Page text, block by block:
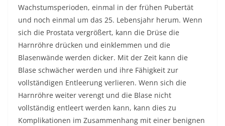
Wachstumsperioden, einmal in der frühen Pubertät
und noch einmal um das 25. Lebensjahr herum. Wenn
sich die Prostata vergrößert, kann die Drüse die
Harnröhre drücken und einklemmen und die
Blasenwände werden dicker. Mit der Zeit kann die
Blase schwächer werden und ihre Fähigkeit zur
vollständigen Entleerung verlieren. Wenn sich die
Harnröhre weiter verengt und die Blase nicht
vollständig entleert werden kann, kann dies zu
Komplikationen im Zusammenhang mit einer benignen